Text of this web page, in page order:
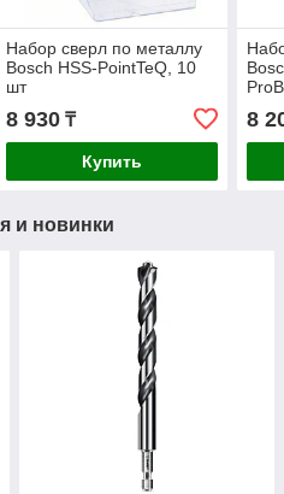
Набор сверл по металлу
Bosch HSS-PointTeQ, 10
шт
8 930₸
Купить
8
и новинки